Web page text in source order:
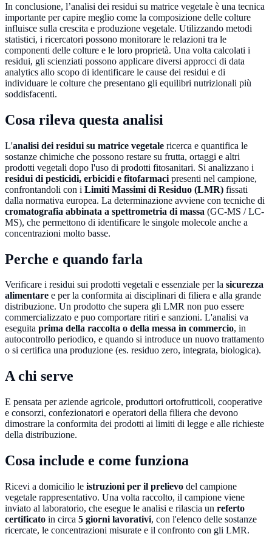
In conclusione, l’analisi dei residui su matrice vegetale è una tecnica
importante per capire meglio come la composizione delle colture
influisce sulla crescita e produzione vegetale. Utilizzando metodi
statistici, i ricercatori possono monitorare le relazioni tra le
componenti delle colture e le loro proprietà. Una volta calcolati i
residui, gli scienziati possono applicare diversi approcci di data
analytics allo scopo di identificare le cause dei residui e di
individuare le colture che presentano gli equilibri nutrizionali più
soddisfacenti.
Cosa rileva questa analisi
L'analisi dei residui su matrice vegetale ricerca e quantifica le
sostanze chimiche che possono restare su frutta, ortaggi e altri
prodotti vegetali dopo l'uso di prodotti fitosanitari. Si analizzano i
residui di pesticidi, erbicidi e fitofarmaci presenti nel campione,
confrontandoli con i Limiti Massimi di Residuo (LMR) fissati
dalla normativa europea. La determinazione avviene con tecniche di
cromatografia abbinata a spettrometria di massa (GC-MS / LC-
MS), che permettono di identificare le singole molecole anche a
concentrazioni molto basse.
Perche e quando farla
Verificare i residui sui prodotti vegetali e essenziale per la sicurezza
alimentare e per la conformita ai disciplinari di filiera e alla grande
distribuzione. Un prodotto che supera gli LMR non puo essere
commercializzato e puo comportare ritiri e sanzioni. L'analisi va
eseguita prima della raccolta o della messa in commercio, in
autocontrollo periodico, e quando si introduce un nuovo trattamento
o si certifica una produzione (es. residuo zero, integrata, biologica).
A chi serve
E pensata per aziende agricole, produttori ortofrutticoli, cooperative
e consorzi, confezionatori e operatori della filiera che devono
dimostrare la conformita dei prodotti ai limiti di legge e alle richieste
della distribuzione.
Cosa include e come funziona
Ricevi a domicilio le istruzioni per il prelievo del campione
vegetale rappresentativo. Una volta raccolto, il campione viene
inviato al laboratorio, che esegue le analisi e rilascia un referto
certificato in circa 5 giorni lavorativi, con l'elenco delle sostanze
ricercate, le concentrazioni misurate e il confronto con gli LMR.